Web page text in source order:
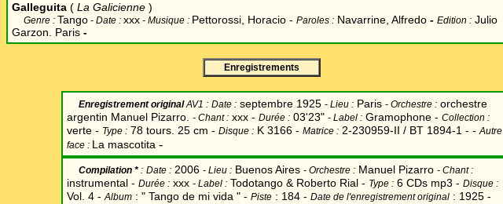
Galleguita ( La Galicienne )
Genre : Tango - Date : xxx - Musique : Pettorossi, Horacio - Paroles : Navarrine, Alfredo - Edition : Julio
Garzon. Paris -
Enregistrements
Enregistrement originalAV1 : Date : septembre 1925 - Lieu : Paris - Orchestre : orchestre
argentin Manuel Pizarro. - Chant: xxx - Durée : 03'23" - Label : Gramophone - Collection :
verte - Type : 78 tours. 25 cm - Disque : K 3166 - Matrice : 2-230959-II / BT 1894-1 - - Autre
face : La mascotita -
Compilation * : Date : 2006 - Lieu : Buenos Aires - Orchestre : Manuel Pizarro - Chant:
instrumental - Durée : xxx - Label : Todotango & Roberto Rial - Type : 6 CDs mp3 - Disque :
Vol. 4 - Album : " Tango de mi vida " - Piste : 184 - Date de l'enregistrement original : 1925 -